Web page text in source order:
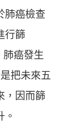
肺癌檢查
行篩
肺癌發生
把未來五
，因而篩